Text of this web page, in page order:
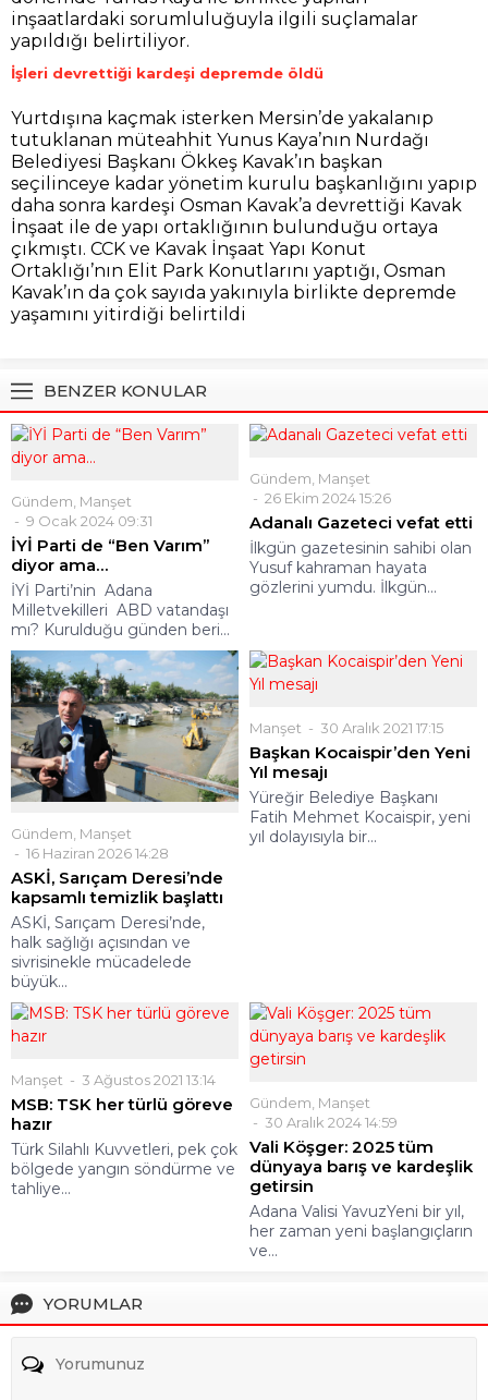
inşaatlardaki sorumluluğuyla ilgili suçlamalar
yapıldığı belirtiliyor.
İşleri devrettiği kardeşi depremde öldü
Yurtdışına kaçmak isterken Mersin’de yakalanıp
tutuklanan müteahhit Yunus Kaya’nın Nurdağı
Belediyesi Başkanı Ökkeş Kavak’ın başkan
seçilinceye kadar yönetim kurulu başkanlığını yapıp
daha sonra kardeşi Osman Kavak’a devrettiği Kavak
İnşaat ile de yapı ortaklığının bulunduğu ortaya
çıkmıştı. CCK ve Kavak İnşaat Yapı Konut
Ortaklığı’nın Elit Park Konutlarını yaptığı, Osman
Kavak’ın da çok sayıda yakınıyla birlikte depremde
yaşamını yitirdiği belirtildi
BENZER KONULAR
Gündem Manşet
9 Ocak 2024 09:31
İYİ Parti de “Ben Varım”
diyor ama…
İYİ Parti’nin Adana
Milletvekilleri ABD vatandaşı
mı? Kurulduğu günden beri...
Gündem Manşet
26 Ekim 2024 15:26
Adanalı Gazeteci vefat etti
İlkgün gazetesinin sahibi olan
Yusuf kahraman hayata
gözlerini yumdu. İlkgün...
Gündem, Manşet
16 Haziran 2026 14:28
ASKİ, Sarıçam Deresi’nde
kapsamlı temizlik başlattı
ASKİ, Sarıçam Deresi’nde,
halk sağlığı açısından ve
sivrisinekle mücadelede
büyük...
Manşet 30 Aralık 2021 17:15
Başkan Kocaispir’den Yeni
Yıl mesajı
Yüreğir Belediye Başkanı
Fatih Mehmet Kocaispir, yeni
yıl dolayısıyla bir...
Manşet 3 Ağustos 2021 13:14
MSB: TSK her türlü göreve
hazır
Türk Silahlı Kuvvetleri, pek çok
bölgede yangın söndürme ve
tahliye...
Gündem, Manşet
30 Aralık 2024 14:59
Vali Köşger: 2025 tüm
dünyaya barış ve kardeşlik
getirsin
Adana Valisi YavuzYeni bir yıl,
her zaman yeni başlangıçların
ve...
YORUMLAR